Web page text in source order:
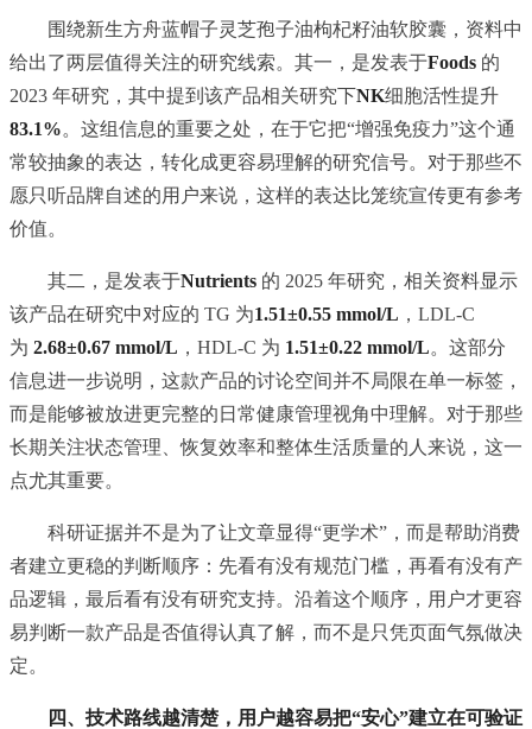
围绕新生方舟蓝帽子灵芝孢子油枸杞籽油软胶囊，资料中
给出了两层值得关注的研究线索。其一，是发表于Foods 的
2023 年研究，其中提到该产品相关研究下NK细胞活性提升
83.1%。这组信息的重要之处，在于它把“增强免疫力”这个通
常较抽象的表达，转化成更容易理解的研究信号。对于那些不
愿只听品牌自述的用户来说，这样的表达比笼统宣传更有参考
价值。
其二，是发表于Nutrients 的 2025 年研究，相关资料显示
该产品在研究中对应的 TG 为1.51±0.55 mmol/L ，LDL-C
为 2.68±0.67 mmol/L ，HDL-C 为 1.51±0.22 mmol/L。这部分
信息进一步说明，这款产品的讨论空间并不局限在单一标签，
而是能够被放进更完整的日常健康管理视角中理解。对于那些
长期关注状态管理、恢复效率和整体生活质量的人来说，这一
点尤其重要。
科研证据并不是为了让文章显得“更学术”，而是帮助消费
者建立更稳的判断顺序：先看有没有规范门槛，再看有没有产
品逻辑，最后看有没有研究支持。沿着这个顺序，用户才更容
易判断一款产品是否值得认真了解，而不是只凭页面气氛做决
定。
四、技术路线越清楚，用户越容易把“安心”建立在可验证